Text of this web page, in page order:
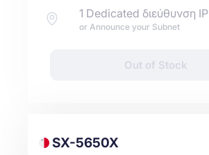
1 Dedicated διεύθυνση IP
or Announce your Subnet
Out of Stock
SX-5650X